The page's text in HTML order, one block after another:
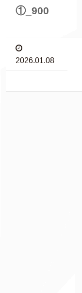
①_900
2026.01.08